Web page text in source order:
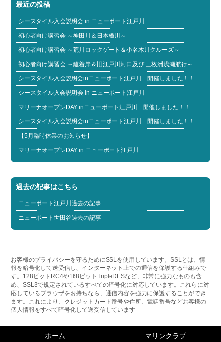
最近の投稿
シースタイル入会説明会 in ニューポート江戸川
初心者向け講習会 ～神田川＆日本橋川～
初心者向け講習会 ～荒川ロックゲート＆小名木川クルーズ～
初心者向け講習会 ～離着岸＆旧江戸川河口及び 三枚洲浅瀬航行～
シースタイル入会説明会inニューポート江戸川 開催しました！！
シースタイル入会説明会 in ニューポート江戸川
マリーナオープンDAY inニューポート江戸川 開催しました！！
シースタイル入会説明会inニューポート江戸川 開催しました！！
【5月臨時休業のお知らせ】
マリーナオープンDAY in ニューポート江戸川
過去の記事はこちら
ニューポート江戸川過去の記事
ニューポート世田谷過去の記事
お客様のプライバシーを守るためにSSLを使用しています。SSLとは、情
報を暗号化して送受信し、インターネット上での通信を保護する仕組みで
す。128ビットRC4や168ビットTripleDESなど、非常に強力なものも含
め、SSL3で規定されているすべての暗号化に対応しています。これらに対
応しているブラウザをお持ちなら、通信内容を強力に保護することができ
ます。これにより、クレジットカード番号や住所、電話番号などお客様の
個人情報をすべて暗号化して送受信しています
ホーム マリンクラブ